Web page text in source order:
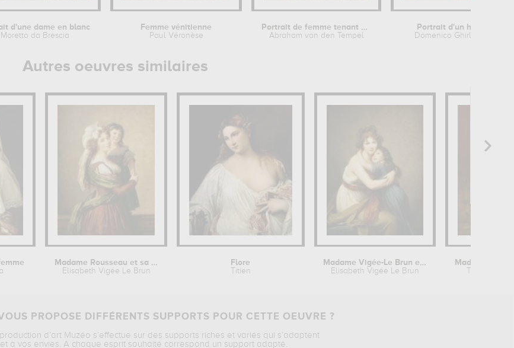
d'une dame en blanc
Moretto da Brescia
Femme vénitienne
Paul Véronèse
Portrait de femme tenant un fruit
Abraham van den Tempel
Portrait d'un homme
Domenico Ghirlandaio
Autres oeuvres similaires
Madame Rousseau et sa fille
Elisabeth Vigée Le Brun
Flore
Titien
Madame Vigée-Le Brun et sa fille,...
Elisabeth Vigée Le Brun
PROPOSE DIFFÉRENTS SUPPORTS POUR CETTE OEUVRE ?
d’art Muzéo s’effectue sur des supports riches et variés qui s’adaptent
à vos envies. A chaque esprit souhaité correspond un support adapté.